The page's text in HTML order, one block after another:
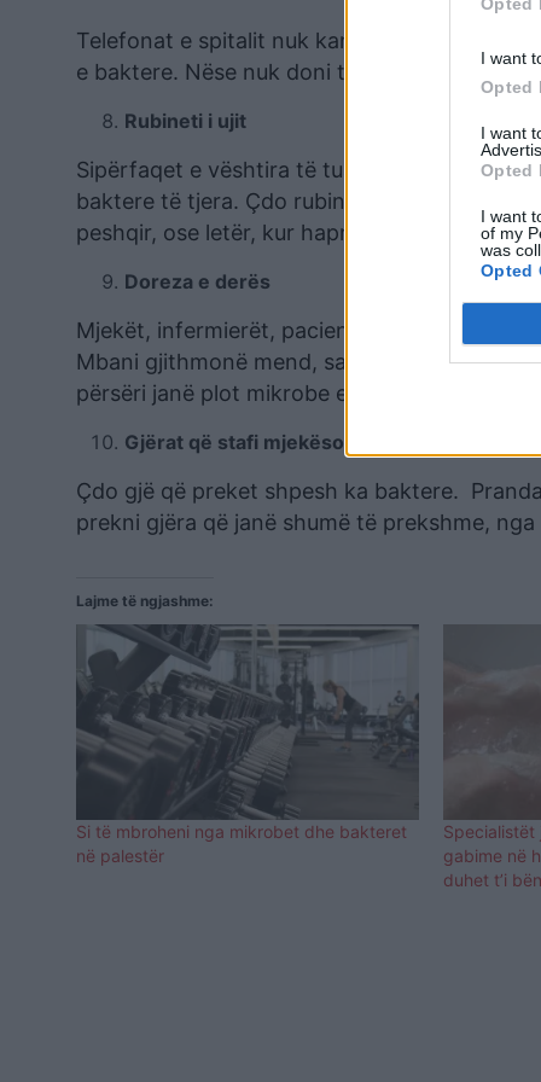
I want
Opted
I want
Opted
I want
of my
was
Opted
Telefonat e spitalit nuk kanë tendencë të
e baktere. Nëse nuk doni të sëmureni dhe
Rubineti i ujit
Sipërfaqet e vështira të tualeteve, në
baktere të tjera. Çdo rubinet në spital është i
peshqir, ose letër, kur hapni rubinetin e ujit.
Doreza e derës
Mjekët, infermierët, pacientët, apo vizitorët i
Mbani gjithmonë mend, sa herë ta hapni një
përsëri janë plot mikrobe e baktere.
Gjërat që stafi mjekësor përdor shpesh
Çdo gjë që preket shpesh ka baktere.
prekni gjëra që janë shumë të prekshme,
Lajme të ngjashme:
Si të mbroheni nga mikrobet dhe bakteret
në palestër
Specialistët
gabime në
duhet t’i